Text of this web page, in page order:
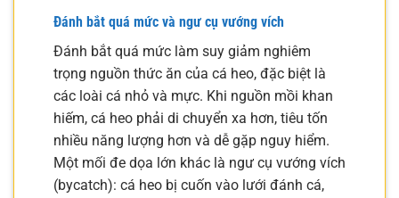
Đánh bắt quá mức và ngư cụ vướng vích
Đánh bắt quá mức làm suy giảm nghiêm
trọng nguồn thức ăn của cá heo, đặc biệt là
các loài cá nhỏ và mực. Khi nguồn mồi khan
hiếm, cá heo phải di chuyển xa hơn, tiêu tốn
nhiều năng lượng hơn và dễ gặp nguy hiểm.
Một mối đe dọa lớn khác là ngư cụ vướng vích
(bycatch): cá heo bị cuốn vào lưới đánh cá,